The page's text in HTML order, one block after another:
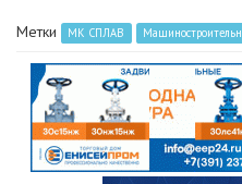
Метки МК СПЛАВ